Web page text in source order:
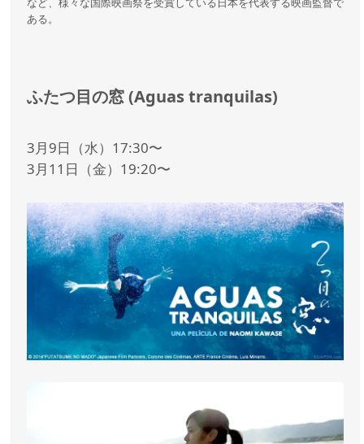
ある。
ふたつ目の窓 (Aguas tranquilas)
3月9日（水）17:30〜
3月11日（金）19:20〜